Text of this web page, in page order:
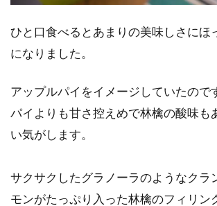
ひと口食べるとあまりの美味しさにほ
になりました。
アップルパイをイメージしていたので
パイよりも甘さ控えめで林檎の酸味も
い気がします。
サクサクしたグラノーラのようなクラ
モンがたっぷり入った林檎のフィリン